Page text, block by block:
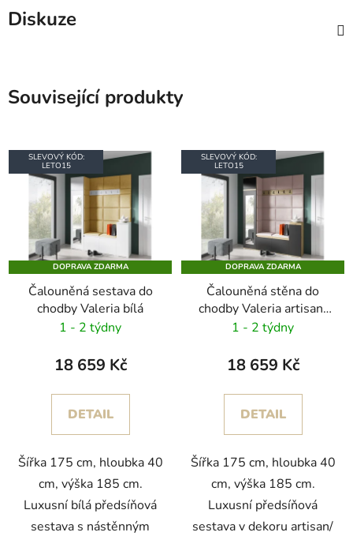
Diskuze
Související produkty
SLEVOVÝ KÓD:
LETO15
DOPRAVA ZDARMA
Čalouněná sestava do
chodby Valeria bílá
1 - 2 týdny
18 659 Kč
DETAIL
Šířka 175 cm, hloubka 40
cm, výška 185 cm.
Luxusní bílá předsíňová
sestava s nástěnným
SLEVOVÝ KÓD:
LETO15
DOPRAVA ZDARMA
Čalouněná stěna do
chodby Valeria artisan/
černá
1 - 2 týdny
18 659 Kč
DETAIL
Šířka 175 cm, hloubka 40
cm, výška 185 cm.
Luxusní předsíňová
sestava v dekoru artisan/